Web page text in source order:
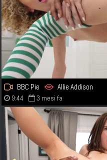
BBC Pie Allie Addison
9:44 3 mesi fa